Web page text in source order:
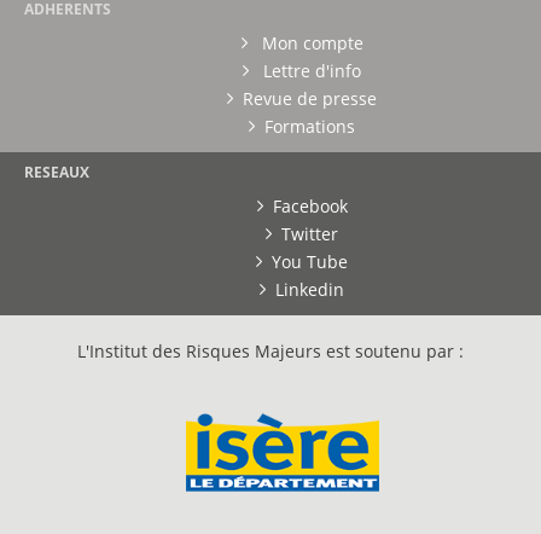
ADHERENTS
Mon compte
Lettre d'info
Revue de presse
Formations
RESEAUX
Facebook
Twitter
You Tube
Linkedin
L'Institut des Risques Majeurs est soutenu par :